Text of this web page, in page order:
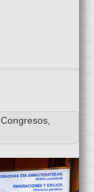
Congresos